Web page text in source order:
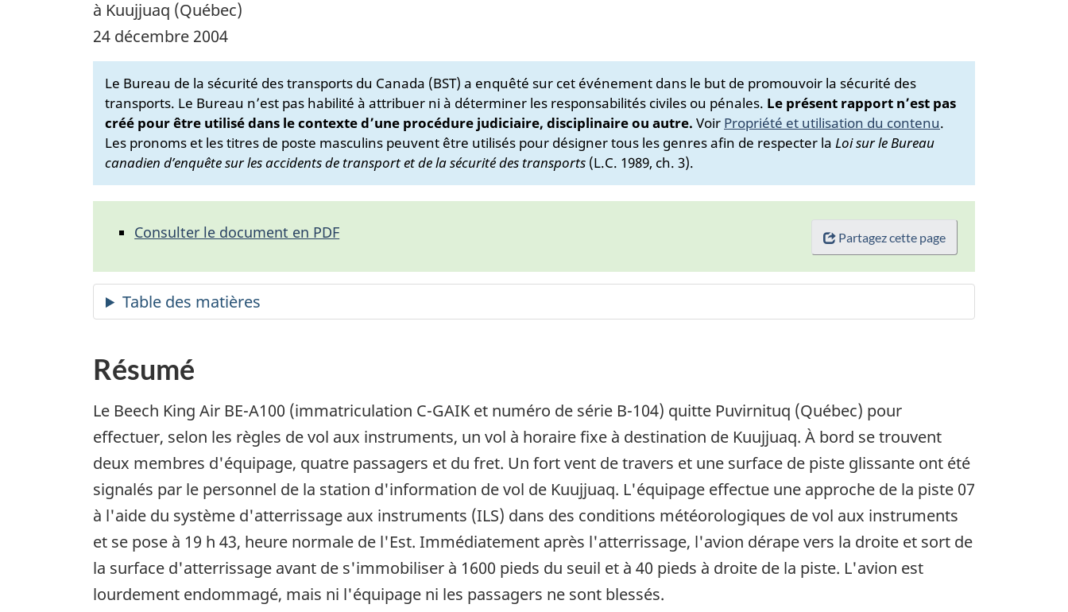
à Kuujjuaq (Québec)
24 décembre 2004
Le Bureau de la sécurité des transports du Canada (BST) a enquêté sur cet événement dans le but de promouvoir la sécurité des
transports. Le Bureau n’est pas habilité à attribuer ni à déterminer les responsabilités civiles ou pénales. Le présent rapport n’est pas
créé pour être utilisé dans le contexte d’une procédure judiciaire, disciplinaire ou autre. Voir Propriété et utilisation du contenu.
Les pronoms et les titres de poste masculins peuvent être utilisés pour désigner tous les genres afin de respecter la Loi sur le Bureau
canadien d’enquête sur les accidents de transport et de la sécurité des transports (L.C. 1989, ch. 3).
Partagez cette page
Consulter le document en PDF
Résumé
Le Beech King Air BE-A100 (immatriculation C-GAIK et numéro de série B-104) quitte Puvirnituq (Québec) pour
effectuer, selon les règles de vol aux instruments, un vol à horaire fixe à destination de Kuujjuaq. À bord se trouvent
deux membres d'équipage, quatre passagers et du fret. Un fort vent de travers et une surface de piste glissante ont été
signalés par le personnel de la station d'information de vol de Kuujjuaq. L'équipage effectue une approche de la piste 07
à l'aide du système d'atterrissage aux instruments (ILS) dans des conditions météorologiques de vol aux instruments
et se pose à 19 h 43, heure normale de l'Est. Immédiatement après l'atterrissage, l'avion dérape vers la droite et sort de
la surface d'atterrissage avant de s'immobiliser à 1600 pieds du seuil et à 40 pieds à droite de la piste. L'avion est
lourdement endommagé, mais ni l'équipage ni les passagers ne sont blessés.